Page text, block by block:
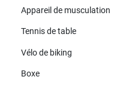
Appareil de musculation
Tennis de table
Vélo de biking
Boxe